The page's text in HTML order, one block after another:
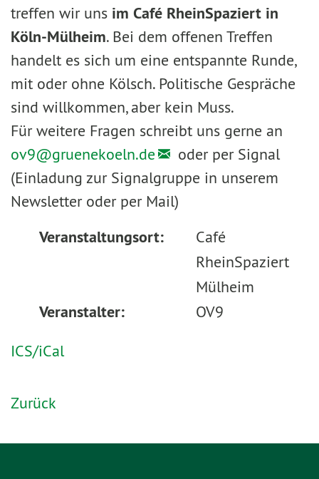
treffen wir uns im Café RheinSpaziert in
Köln-Mülheim. Bei dem offenen Treffen
handelt es sich um eine entspannte Runde,
mit oder ohne Kölsch. Politische Gespräche
sind willkommen, aber kein Muss.
Für weitere Fragen schreibt uns gerne an
ov9@gruenekoeln.de
oder per Signal
(Einladung zur Signalgruppe in unserem
Newsletter oder per Mail)
Veranstaltungsort:
Café
RheinSpaziert
Mülheim
Veranstalter:
OV9
ICS/iCal
Zurück